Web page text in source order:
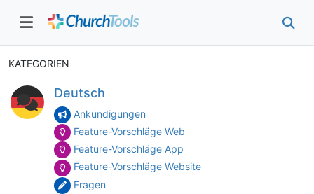
KATEGORIEN
Deutsch
Ankündigungen
Feature-Vorschläge Web
Feature-Vorschläge App
Feature-Vorschläge Website
Fragen